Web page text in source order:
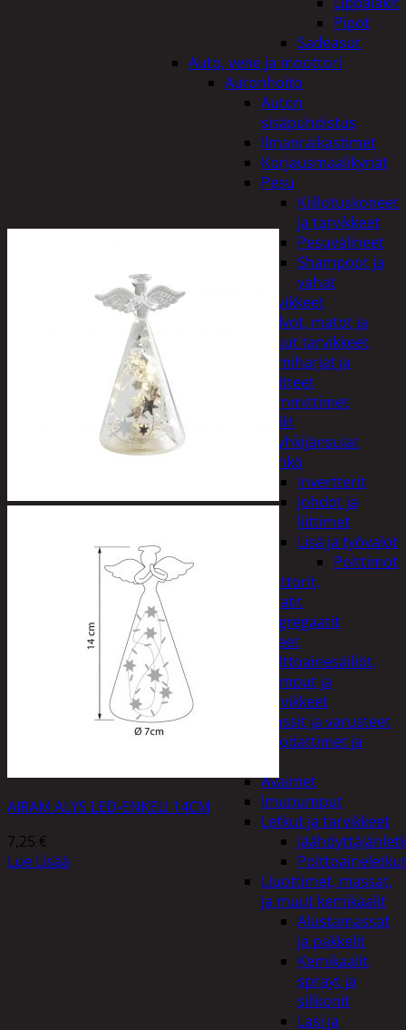
Pipot
Sadeasut
Auto, vene ja moottori
Autonhoito
Auton
sisäpuhdistus
Ilmanraikastimet
Korjausmaalikynät
Pesu
Kiillotuskoneet
ja tarvikkeet
Pesuvälineet
Shampoot ja
vahat
Autotarvikkeet
Kalvot, matot ja
muut tarvikkeet
Lumiharjat ja
peitteet
Lämmittimet
Peilit
Pyyhkijänsulat
Sähkö
Invertterit
Johdot ja
liittimet
Lisä ja työvalot
Polttimot
Irtomoottorit,
aggregaatit
Aggregaatit
Lisälaitteet
Polttoainesäiliöt,
pumput ja
tarvikkeet
Vinssit ja varusteet
Öljyt, suodattimet ja
Avaimet
Imupumput
Letkut ja tarvikkeet
Polttoaineletkut
Liuottimet, massat,
ja muut kemikaalit
Alustamassat
ja pakkelit
Kemikaalit,
sprayt ja
silikonit
Lasi ja
AIRAM ALYS LED-ENKELI 14CM
7,25 €
Lue Lisää